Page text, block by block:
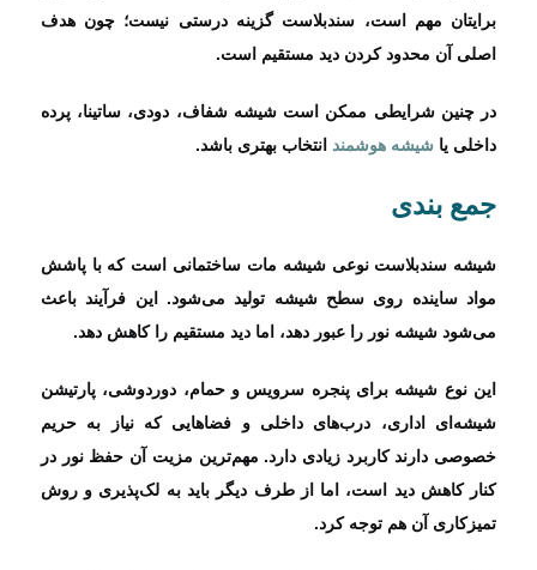
برایتان مهم است، سندبلاست گزینه درستی نیست؛ چون هدف
اصلی آن محدود کردن دید مستقیم است.
در چنین شرایطی ممکن است شیشه شفاف، دودی، ساتینا، پرده
داخلی یا شیشه هوشمند انتخاب بهتری باشد.
جمع‌ بندی
شیشه سندبلاست نوعی شیشه مات ساختمانی است که با پاشش
مواد ساینده روی سطح شیشه تولید می‌شود. این فرآیند باعث
می‌شود شیشه نور را عبور دهد، اما دید مستقیم را کاهش دهد.
این نوع شیشه برای پنجره سرویس و حمام، دوردوشی، پارتیشن
شیشه‌ای اداری، درب‌های داخلی و فضاهایی که نیاز به حریم
خصوصی دارند کاربرد زیادی دارد. مهم‌ترین مزیت آن حفظ نور در
کنار کاهش دید است، اما از طرف دیگر باید به لک‌پذیری و روش
تمیزکاری آن هم توجه کرد.